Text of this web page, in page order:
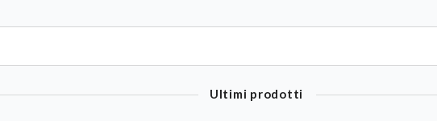
Ultimi prodotti